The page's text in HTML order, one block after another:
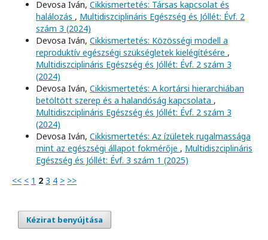
Devosa Iván, Cikkismertetés: Társas kapcsolat és
halálozás , Multidiszciplináris Egészség és Jóllét: Évf. 2
szám 3 (2024)
Devosa Iván, Cikkismertetés: Közösségi modell a
reproduktív egészségi szükségletek kielégítésére ,
Multidiszciplináris Egészség és Jóllét: Évf. 2 szám 3
(2024)
Devosa Iván, Cikkismertetés: A kortársi hierarchiában
betöltött szerep és a halandóság kapcsolata ,
Multidiszciplináris Egészség és Jóllét: Évf. 2 szám 3
(2024)
Devosa Iván, Cikkismertetés: Az ízületek rugalmassága
mint az egészségi állapot fokmérője , Multidiszciplináris
Egészség és Jóllét: Évf. 3 szám 1 (2025)
<< < 1 2 3 4 > >>
Kézirat benyújtása